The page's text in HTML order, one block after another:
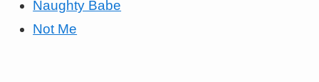
Naughty Babe
Not Me